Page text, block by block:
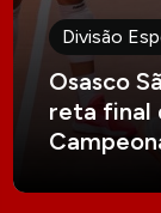
Divisão
Osasco
reta final